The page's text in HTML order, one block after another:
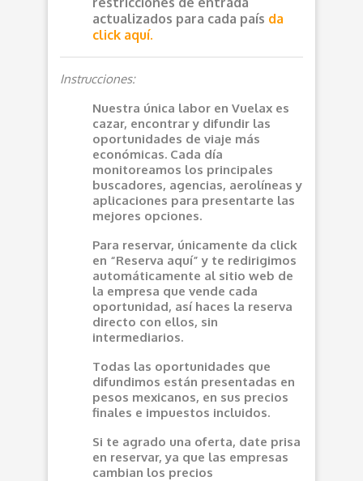
actualizados para cada país da
click aquí.
Instrucciones:
Nuestra única labor en Vuelax es
cazar, encontrar y difundir las
oportunidades de viaje más
económicas. Cada día
monitoreamos los principales
buscadores, agencias, aerolíneas y
aplicaciones para presentarte las
mejores opciones.
Para reservar, únicamente da click
en “Reserva aquí” y te redirigimos
automáticamente al sitio web de
la empresa que vende cada
oportunidad, así haces la reserva
directo con ellos, sin
intermediarios.
Todas las oportunidades que
difundimos están presentadas en
pesos mexicanos, en sus precios
finales e impuestos incluidos.
Si te agrado una oferta, date prisa
en reservar, ya que las empresas
cambian los precios